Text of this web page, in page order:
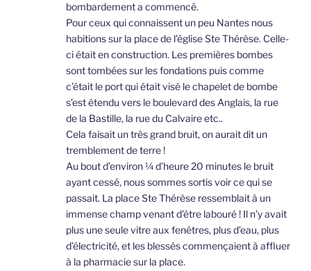
bombardement a commencé.
Pour ceux qui connaissent un peu Nantes nous
habitions sur la place de l’église Ste Thérèse. Celle-
ci était en construction. Les premières bombes
sont tombées sur les fondations puis comme
c’était le port qui était visé le chapelet de bombe
s’est étendu vers le boulevard des Anglais, la rue
de la Bastille, la rue du Calvaire etc..
Cela faisait un très grand bruit, on aurait dit un
tremblement de terre !
Au bout d’environ ¼ d’heure 20 minutes le bruit
ayant cessé, nous sommes sortis voir ce qui se
passait. La place Ste Thérèse ressemblait à un
immense champ venant d’être labouré ! Il n’y avait
plus une seule vitre aux fenêtres, plus d’eau, plus
d’électricité, et les blessés commençaient à affluer
à la pharmacie sur la place.